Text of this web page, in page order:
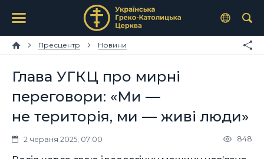
Пресцентр Новини
Глава УГКЦ про мирні
переговори: «Ми —
не територія, ми — живі люди»
2 червня 2025, 07:00 848